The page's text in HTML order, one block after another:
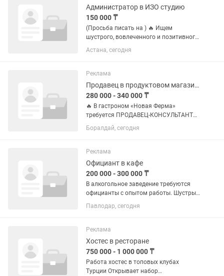
протяжении всего...
Администратор в ИЗО студию
150 000 ₸
(Просьба писать на ) 🔥 Ищем
шустрого, вовлеченного и позитивного
Администратора в AdiArt Studio!
Привет! Мы — творческая студия AdiArt
видеть прекрасное, творить и...
Астана, сегодня
Реклама
Продавец в продуктовом магазине
280 000 - 340 000 ₸
🔥 В гастроном «Новая Ферма»
требуется ПРОДАВЕЦ-КОНСУЛЬТАНТ
Мы ищем не новичка, а профессионала
своего дела. Если у вас есть опыт
работать с мясной продукцией и
любите...
Боралдай, сегодня
Реклама
Официант в кафе
200 000 - 300 000 ₸
В алкогольное заведение требуются
официанты с опытом работы. Шустрые,
умеющие находить общий язык с
любым гостем. 18+❗️ Зарплата
Павлодар, сегодня
Реклама
Хостес в ресторане
750 000 - 1 000 000 ₸
Работа хостес в топовых клубах
Турции Открывает набор